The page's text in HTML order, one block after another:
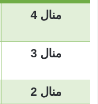
منال 4
منال 3
منال 2